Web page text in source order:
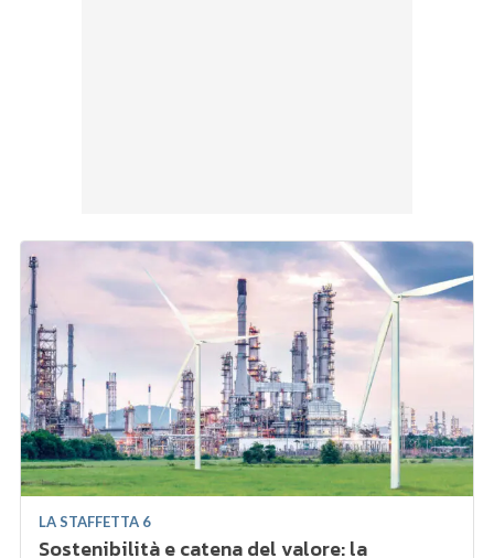
LA STAFFETTA 6
Sostenibilità e catena del valore: la